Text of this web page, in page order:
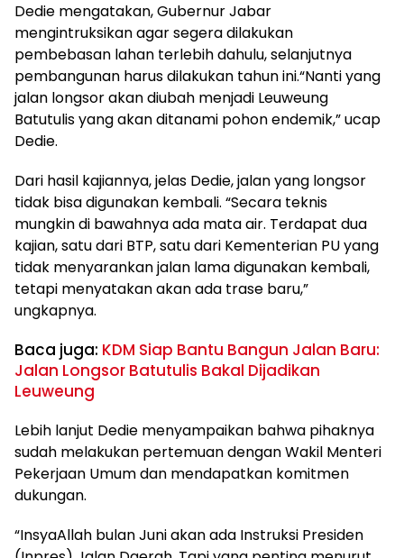
Dedie mengatakan, Gubernur Jabar
mengintruksikan agar segera dilakukan
pembebasan lahan terlebih dahulu, selanjutnya
pembangunan harus dilakukan tahun ini.“Nanti yang
jalan longsor akan diubah menjadi Leuweung
Batutulis yang akan ditanami pohon endemik,” ucap
Dedie.
Dari hasil kajiannya, jelas Dedie, jalan yang longsor
tidak bisa digunakan kembali. “Secara teknis
mungkin di bawahnya ada mata air. Terdapat dua
kajian, satu dari BTP, satu dari Kementerian PU yang
tidak menyarankan jalan lama digunakan kembali,
tetapi menyatakan akan ada trase baru,”
ungkapnya.
Baca juga: KDM Siap Bantu Bangun Jalan Baru:
Jalan Longsor Batutulis Bakal Dijadikan
Leuweung
Lebih lanjut Dedie menyampaikan bahwa pihaknya
sudah melakukan pertemuan dengan Wakil Menteri
Pekerjaan Umum dan mendapatkan komitmen
dukungan.
“InsyaAllah bulan Juni akan ada Instruksi Presiden